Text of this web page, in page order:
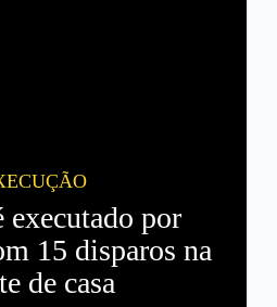
executado por
15 disparos na
de casa